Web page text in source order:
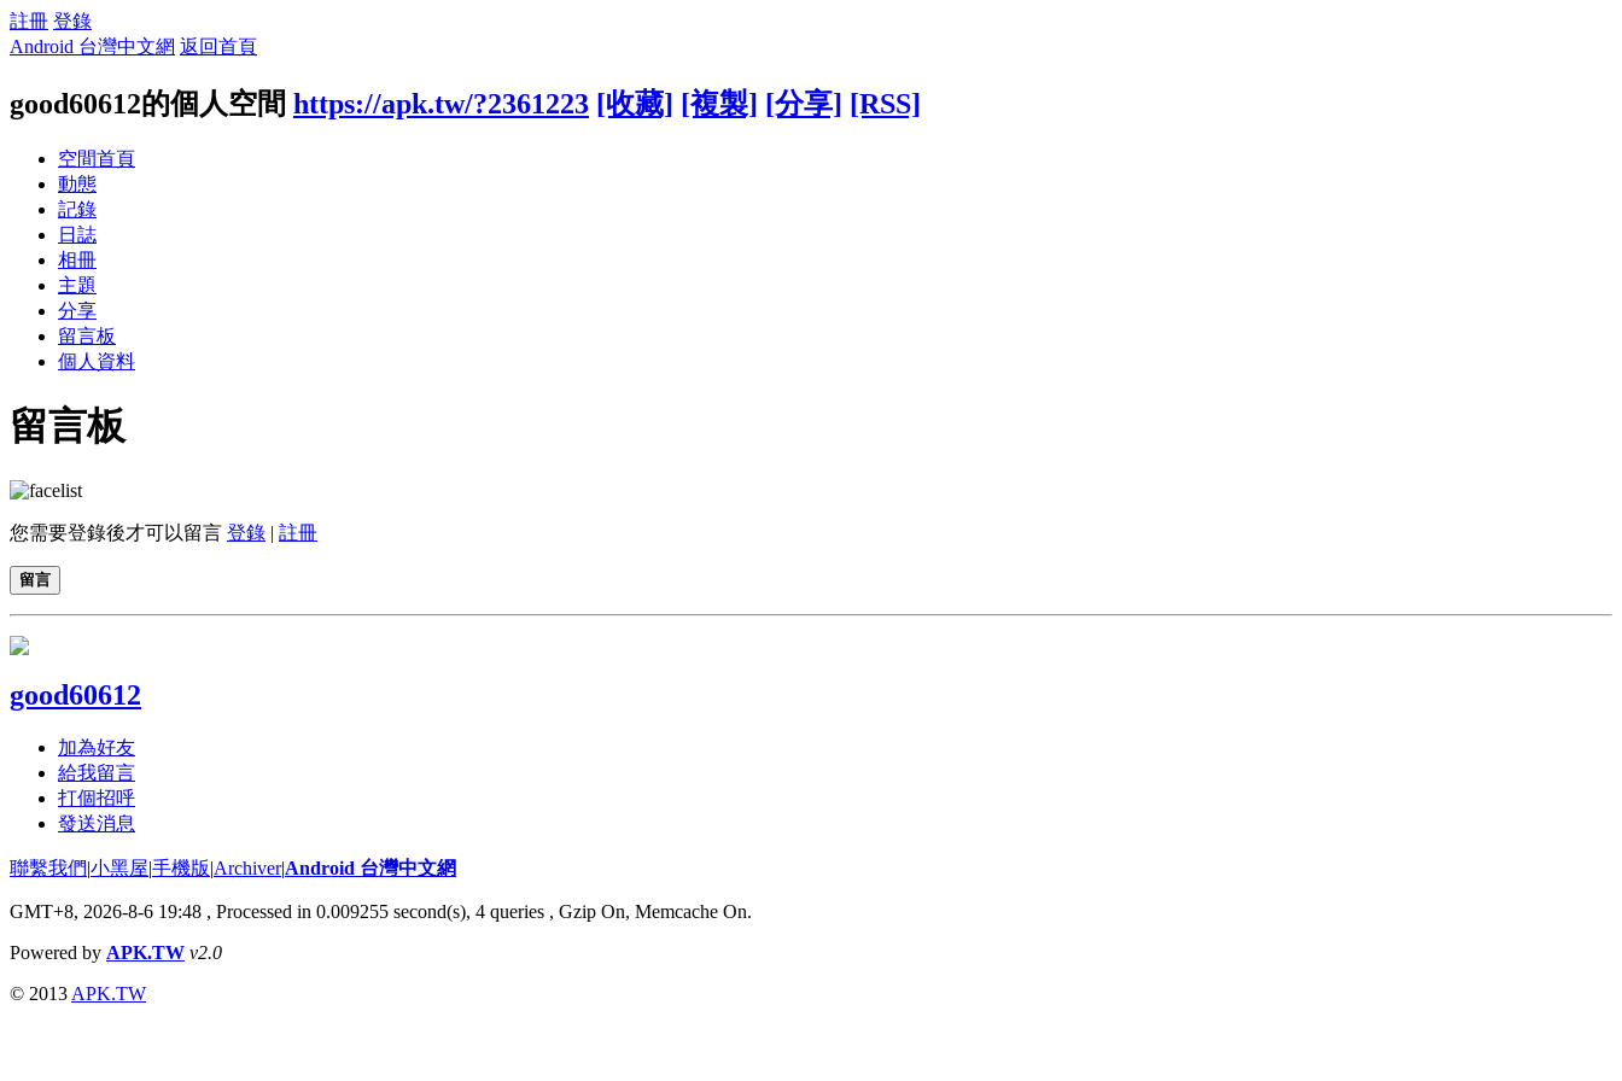
註冊 登錄
Android 台灣中文網 返回首頁
good60612的個人空間 https://apk.tw/?2361223 [收藏] [複製] [分享] [RSS]
空間首頁
動態
記錄
日誌
相冊
主題
分享
留言板
個人資料
留言板
您需要登錄後才可以留言 登錄 | 註冊
留言
good60612
加為好友
給我留言
打個招呼
發送消息
聯繫我們|小黑屋|手機版|Archiver|Android 台灣中文網
GMT+8, 2026-8-6 19:48 , Processed in 0.009255 second(s), 4 queries , Gzip On, Memcache On.
Powered by APK.TW v2.0
© 2013 APK.TW